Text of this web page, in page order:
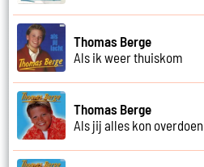
Thomas Berge
Als ik weer thuiskom
Thomas Berge
Als jij alles kon overdoen